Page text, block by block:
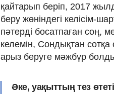
қайтарып беріп, 2017
беру жөніндегі келісім-
пәтерді босатпаған соң,
келемін, Сондықтан
арыз беруге мәжбүр
Әке, уақыттың тез